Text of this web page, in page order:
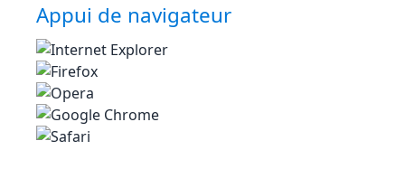
Appui de navigateur